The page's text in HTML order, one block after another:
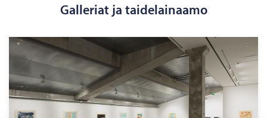
Galleriat ja taidelainaamo